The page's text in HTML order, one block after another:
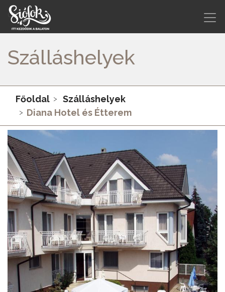
Szálláshelyek
Főoldal
Szálláshelyek
Diana Hotel és Étterem